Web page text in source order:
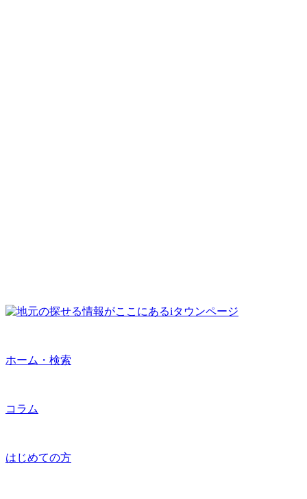
ホーム・検索
コラム
はじめての方